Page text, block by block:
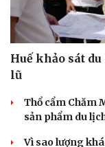
Dinh dưỡng - món
Huế khảo sát
lũ
Thổ cẩm Chăm
sản phẩm du
Vì sao lượng